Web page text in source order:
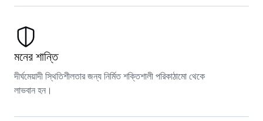
মনের শান্তি
দীর্ঘমেয়াদী স্থিতিশীলতার জন্য নির্মিত শক্তিশালী পরিকাঠামো থেকে
লাভবান হন।